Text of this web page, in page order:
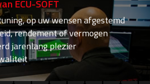
ECU-SOFT
op uw wensen afgestemd
rendement of vermogen
jarenlang plezier